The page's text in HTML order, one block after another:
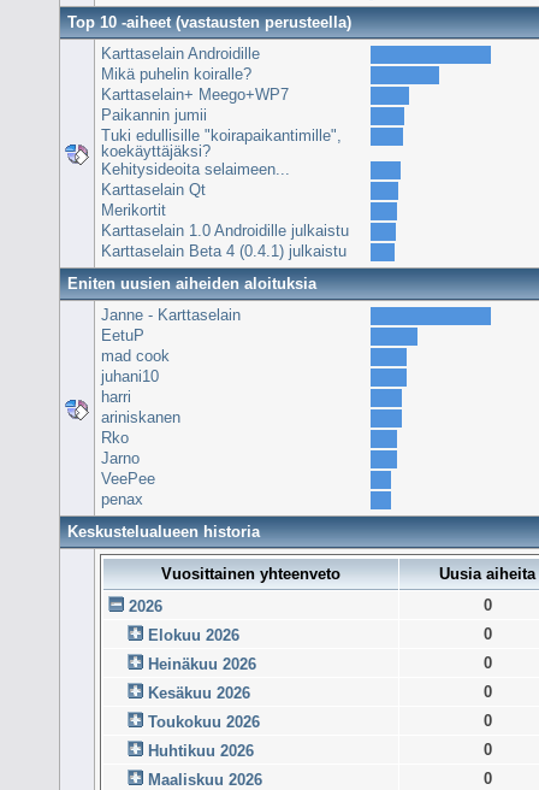
Top 10 -aiheet (vastausten perusteella)
Karttaselain Androidille
Mikä puhelin koiralle?
Karttaselain+ Meego+WP7
Paikannin jumii
Tuki edullisille "koirapaikantimille",
koekäyttäjäksi?
Kehitysideoita selaimeen...
Karttaselain Qt
Merikortit
Karttaselain 1.0 Androidille julkaistu
Karttaselain Beta 4 (0.4.1) julkaistu
Eniten uusien aiheiden aloituksia
Janne - Karttaselain
EetuP
mad cook
juhani10
harri
ariniskanen
Rko
Jarno
VeePee
penax
Keskustelualueen historia
Vuosittainen yhteenveto
Uusia aiheita
2026
0
Elokuu 2026
0
Heinäkuu 2026
0
Kesäkuu 2026
0
Toukokuu 2026
0
Huhtikuu 2026
0
Maaliskuu 2026
0